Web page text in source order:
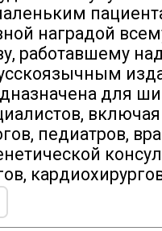
наградой
работавшему
для
включая
педиатров,